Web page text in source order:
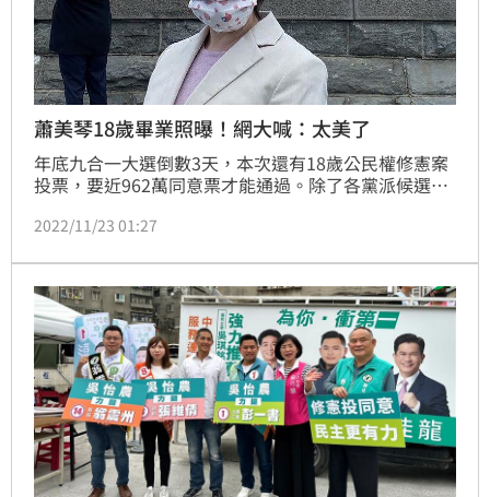
蕭美琴18歲畢業照曝！網大喊：太美了
年底九合一大選倒數3天，本次還有18歲公民權修憲案
投票，要近962萬同意票才能通過。除了各黨派候選人
（23）日也跟風曬高中畢業照，並說投票權是關心社會
2022/11/23 01:27